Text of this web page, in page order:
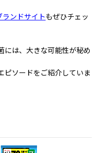
ランドサイトもぜひチェッ
には、大きな可能性が秘め
ピソードをご紹介していま